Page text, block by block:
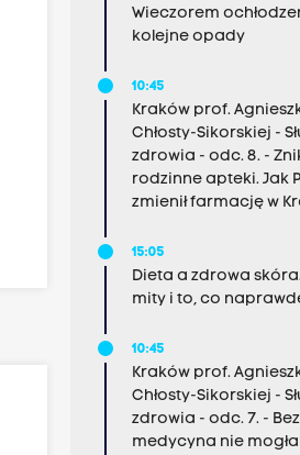
Wieczorem
kolejne opady
10:45
Kraków prof.
Chłosty-Sikorskiej -
zdrowia - odc. 8. -
rodzinne apteki. Jak
zmienił farmację w
15:05
Dieta a zdrowa
mity i to, co
10:45
Kraków prof.
Chłosty-Sikorskiej -
zdrowia - odc. 7. -
medycyna nie